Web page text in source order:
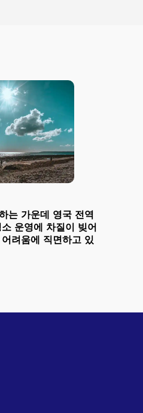
는 가운데 영국 전역
운영에 차질이 빚어
려움에 직면하고 있